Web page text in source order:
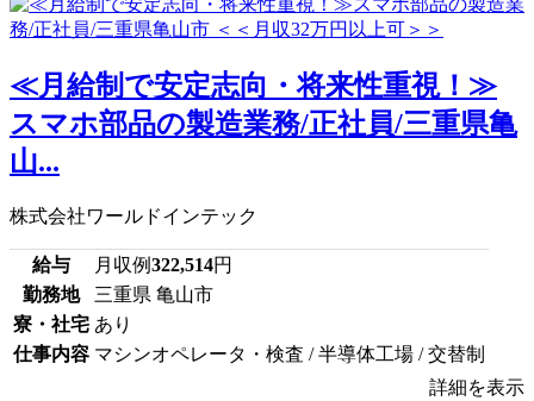
≪月給制で安定志向・将来性重視！≫
スマホ部品の製造業務/正社員/三重県亀
山...
株式会社ワールドインテック
給与 月収例322,514円
勤務地
三重県 亀山市
寮・社宅 あり
仕事内容 マシンオペレータ・検査 / 半導体工場 / 交替制
詳細を表示